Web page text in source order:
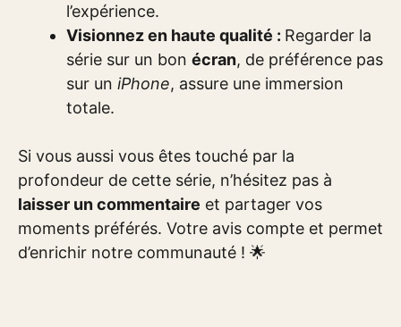
l’expérience.
Visionnez en haute qualité : Regarder la
série sur un bon écran, de préférence pas
sur un iPhone, assure une immersion
totale.
Si vous aussi vous êtes touché par la
profondeur de cette série, n’hésitez pas à
laisser un commentaire et partager vos
moments préférés. Votre avis compte et permet
d’enrichir notre communauté ! 🌟